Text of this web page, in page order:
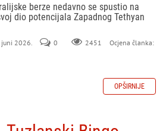
berze nedavno se spustio na
dio potencijala Zapadnog Tethyan
juni 2026. 0 2451
Ocjena članka:
OPŠIRNIJE